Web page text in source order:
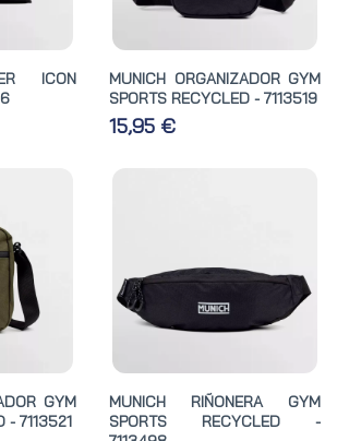
ICON
MUNICH ORGANIZADOR GYM
SPORTS RECYCLED - 7113519
15,95 €
GYM
- 7113521
MUNICH RIÑONERA GYM
SPORTS RECYCLED -